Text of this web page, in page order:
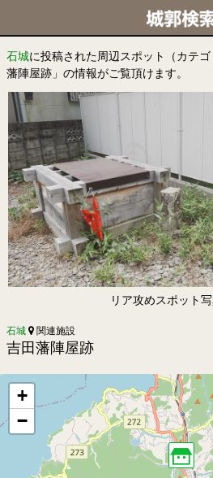
石城に投稿された周辺スポット（カテ
藩陣屋跡」の情報がご覧頂けます。
リア攻めスポット写
石城 関連施設
吉田藩陣屋跡
+
−